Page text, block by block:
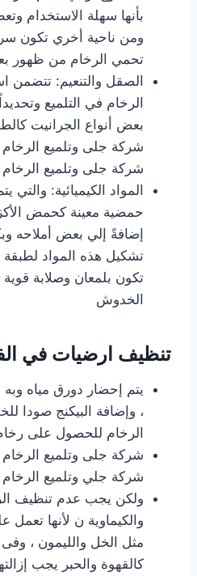
بأنها سهلة الاستخدام
ومن ناحية أخري تكون
تحمي الرخام من ظهور
الصقل والتنعيم: تتضمن
الرخام في التلميع
بعض أنواع الجرانيت
شركة جلى وتلميع الرخام
شركة جلى وتلميع الرخام
المواد الكيميائية: والتي
حمضية معينة كحمض
إضافةً إلي بعض أملاحه
تشكيل هذه المواد
تكون بلمعان وصلابة
الخدوش
تنظيف ارضيات في
يتم إحضار دورق مياه
، وإضافة البيكنج صودا
الرخام للحصول على
شركة جلى وتلميع
شركة جلي وتلميع الرخام
ولكن يجب عدم تنظيف
والكيماوية ن لأنها
مثل الخل والليمون ،
كالقهوة والحبر يجب